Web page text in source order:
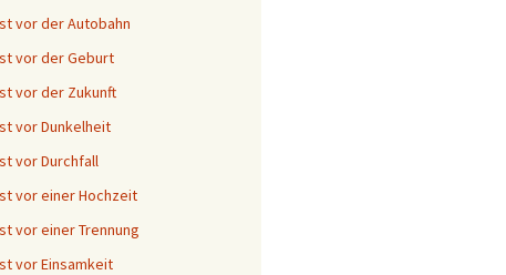
vor der Autobahn
vor der Geburt
vor der Zukunft
vor Dunkelheit
vor Durchfall
vor einer Hochzeit
vor einer Trennung
vor Einsamkeit